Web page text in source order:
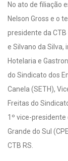
No ato de filiação
Nelson Gross e o
presidente da
e Silvano da
Hotelaria e
do Sindicato dos
Canela (SETH),
Freitas do
1º vice-presidente
Grande do Sul
CTB RS.